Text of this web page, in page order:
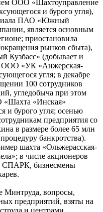
ООО «Шахтоуправление
и бурого угля),
ПАО «Южный
является основным
приостановила
рынков сбыта),
Кузбасс» (добывает и
ООО «УК «Анжерская-
угля; в декабре
100 сотрудников
угледобыча при этом
«Шахта «Инская»
и бурого угля; осенью
предприятия со
в размере более 65 млн
банкротства).
шахта «Ольжерасская-
в числе акционеров
бизнесмены
Минтруда, вопросы,
предприятий, взяты на
и центрами